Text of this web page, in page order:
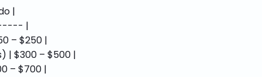
|
|
– $250 |
| $300 – $500 |
– $700 |